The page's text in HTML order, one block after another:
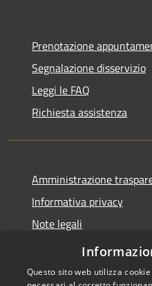
Prenotazione
Segnalazione disservizio
Leggi le FAQ
Richiesta assistenza
Amministrazione
Informativa privacy
Note legali
Dichiarazione di
Questo sito web utilizza